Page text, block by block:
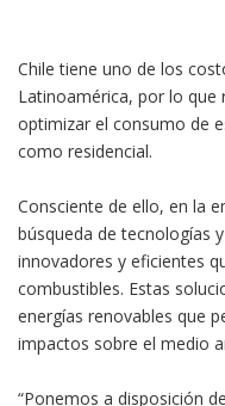
Chile tiene uno de los
Latinoamérica, por lo que
optimizar el consumo de
como residencial.
Consciente de ello, en la
búsqueda de tecnologías
innovadores y eficientes
combustibles. Estas
energías renovables que
impactos sobre el medio
“Ponemos a disposición